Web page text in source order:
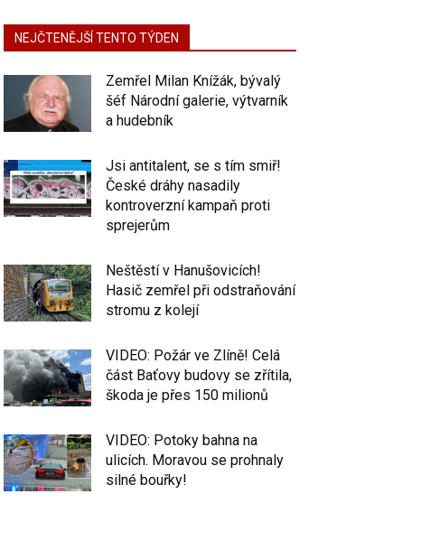
NEJČTENĚJŠÍ TENTO TÝDEN
Zemřel Milan Knížák, bývalý
šéf Národní galerie, výtvarník
a hudebník
Jsi antitalent, se s tím smiř!
České dráhy nasadily
kontroverzní kampaň proti
sprejerům
Neštěstí v Hanušovicích!
Hasič zemřel při odstraňování
stromu z kolejí
VIDEO: Požár ve Zlíně! Celá
část Baťovy budovy se zřítila,
škoda je přes 150 milionů
VIDEO: Potoky bahna na
ulicích. Moravou se prohnaly
silné bouřky!